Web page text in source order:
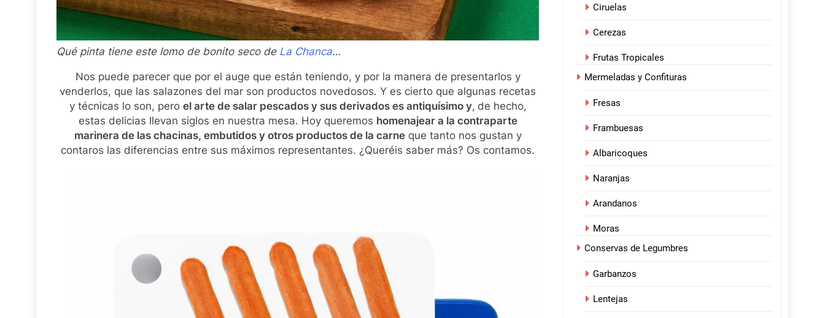
Qué pinta tiene este lomo de bonito seco de La Chanca…
Nos puede parecer que por el auge que están teniendo, y por la manera de presentarlos y
venderlos, que las salazones del mar son productos novedosos. Y es cierto que algunas recetas
y técnicas lo son, pero el arte de salar pescados y sus derivados es antiquísimo y, de hecho,
estas delicias llevan siglos en nuestra mesa. Hoy queremos homenajear a la contraparte
marinera de las chacinas, embutidos y otros productos de la carneque tanto nos gustan y
contaros las diferencias entre sus máximos representantes. ¿Queréis saber más? Os contamos.
Ciruelas
Cerezas
Frutas Tropicales
Mermeladas y Confituras
Fresas
Frambuesas
Albaricoques
Naranjas
Arandanos
Moras
Conservas de Legumbres
Garbanzos
Lentejas